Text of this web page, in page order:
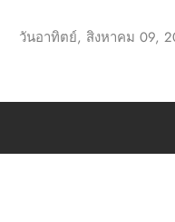
วันอาทิตย์, สิงหาคม 09,
GO